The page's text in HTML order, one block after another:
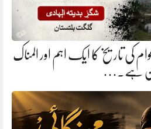
کشمیری عوام کی تاریخ کا ایک اہم اور المناک
ہے.…